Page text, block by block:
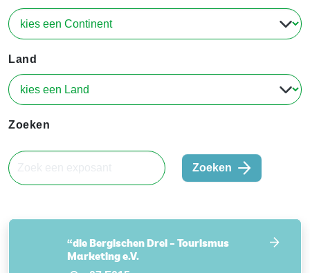
Land
Zoeken
Zoeken
“die Bergischen Drei – Tourismus
Marketing e.V.